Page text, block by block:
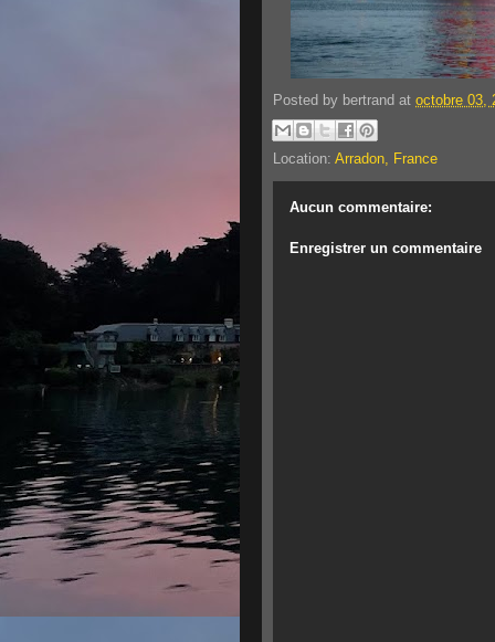
Posted by bertrand at octobre 03,
Location: Arradon, France
Aucun commentaire:
Enregistrer un commentaire